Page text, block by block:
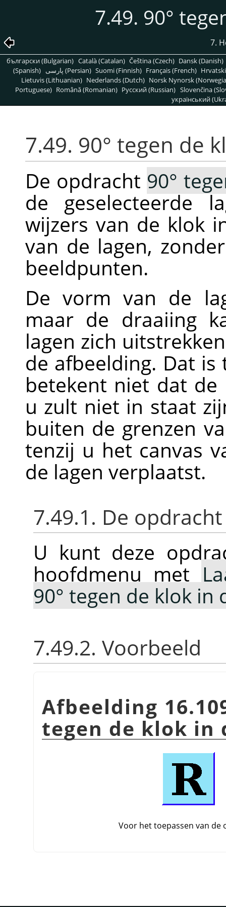
7.49. 90°
7.
български (Bulgarian) Català (Catalan) Čeština (Czech) Dansk (Danish)
(Spanish)
پارسی (Persian) Suomi (Finnish) Français (French)
Lietuvis (Lithuanian) Nederlands (Dutch) Norsk Nynorsk
Portuguese) Română (Romanian) Pусский (Russian) Slovenčina
український
7.49. 90° tegen de
De opdracht 90°
de geselecteerde
wijzers van de klok
van de lagen,
beeldpunten.
De vorm van de
maar de draaiing
lagen zich
de afbeelding. Dat
betekent niet dat de
u zult niet in staat
buiten de grenzen
tenzij u het canvas
de lagen verplaatst.
7.49.1. De
U kunt deze
hoofdmenu met
90° tegen de klok in
7.49.2. Voorbeeld
Afbeelding
tegen de klok in
Voor het toepassen van de